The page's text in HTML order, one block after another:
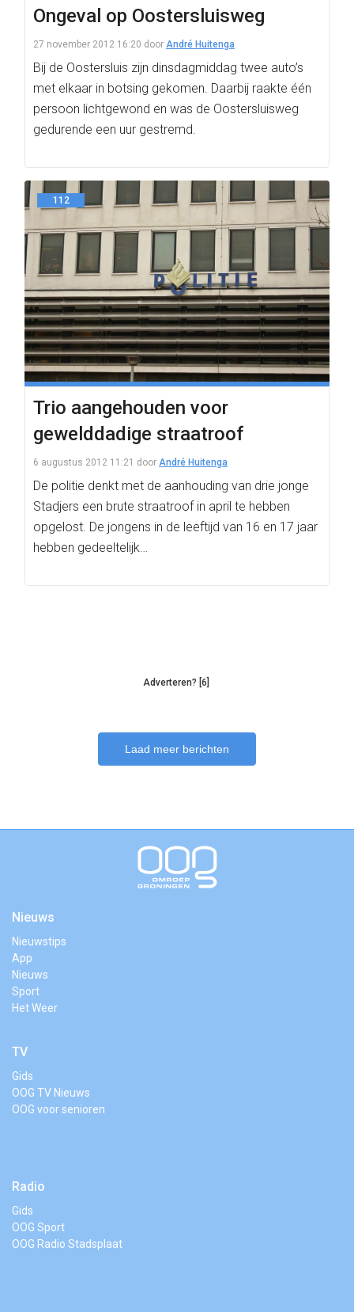
Ongeval op Oostersluisweg
27 november 2012 16:20 door André Huitenga
Bij de Oostersluis zijn dinsdagmiddag twee auto’s
met elkaar in botsing gekomen. Daarbij raakte één
persoon lichtgewond en was de Oostersluisweg
gedurende een uur gestremd.
112
Trio aangehouden voor
gewelddadige straatroof
6 augustus 2012 11:21 door André Huitenga
De politie denkt met de aanhouding van drie jonge
Stadjers een brute straatroof in april te hebben
opgelost. De jongens in de leeftijd van 16 en 17 jaar
hebben gedeeltelijk…
Adverteren? [6]
Laad meer berichten
Nieuws
Nieuwstips
App
Nieuws
Sport
Het Weer
TV
Gids
OOG TV Nieuws
OOG voor senioren
Radio
Gids
OOG Sport
OOG Radio Stadsplaat